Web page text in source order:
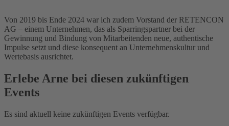
Von 2019 bis Ende 2024 war ich zudem Vorstand der RETENCON
AG – einem Unternehmen, das als Sparringspartner bei der
Gewinnung und Bindung von Mitarbeitenden neue, authentische
Impulse setzt und diese konsequent an Unternehmenskultur und
Wertebasis ausrichtet.
Erlebe Arne bei diesen zukünftigen
Events
Es sind aktuell keine zukünftigen Events verfügbar.